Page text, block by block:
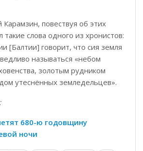
повествуя об этих
такие слова одного из хронистов:
[Балтии] говорит, что сия земля
называться «небом
золотым рудником
утеснённых земледельцев».
680-ю годовщину
ночи